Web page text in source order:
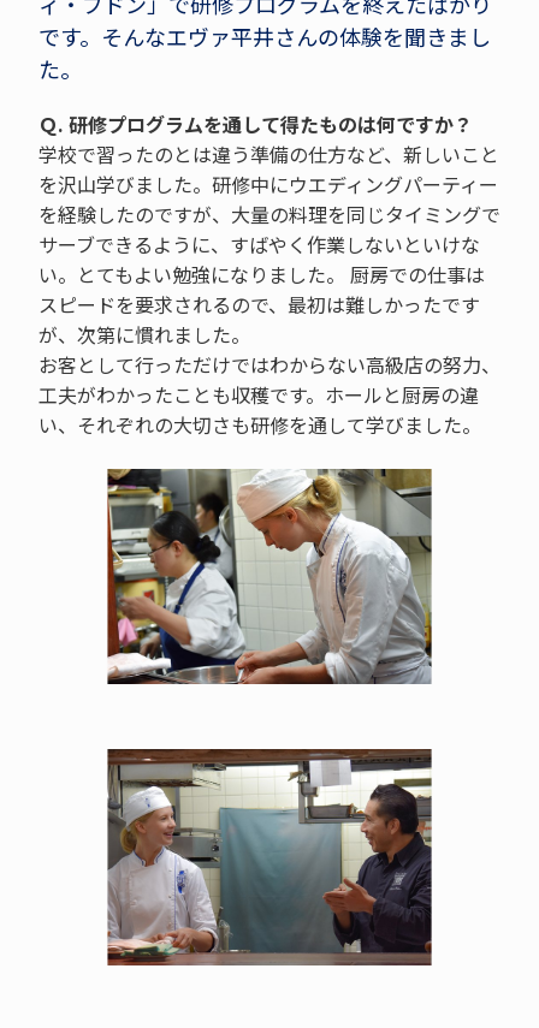
です。そんなエヴァ平井さんの体験を聞きまし
た。
Ｑ. 研修プログラムを通して得たものは何ですか？
学校で習ったのとは違う準備の仕方など、新しいこと
を沢山学びました。研修中にウエディングパーティー
を経験したのですが、大量の料理を同じタイミングで
サーブできるように、すばやく作業しないといけな
い。とてもよい勉強になりました。 厨房での仕事は
スピードを要求されるので、最初は難しかったです
が、次第に慣れました。
お客として行っただけではわからない高級店の努力、
工夫がわかったことも収穫です。ホールと厨房の違
い、それぞれの大切さも研修を通して学びました。